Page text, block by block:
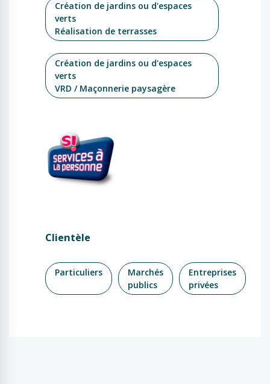
Création de jardins ou d'espaces
verts
Réalisation de terrasses
Création de jardins ou d'espaces
verts
VRD / Maçonnerie paysagère
Clientèle
Particuliers
Marchés
publics
Entreprises
privées